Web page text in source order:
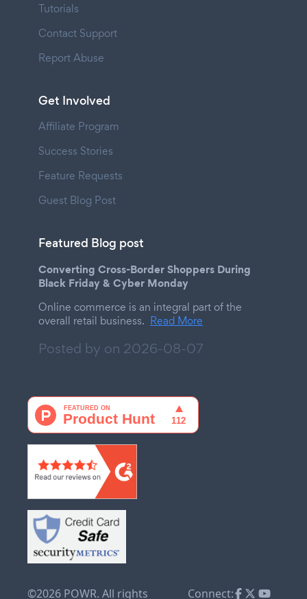
Tutorials
Contact Support
Report Abuse
Get Involved
Affiliate Program
Success Stories
Feature Requests
Guest Blog Post
Featured Blog post
Converting Cross-Border Shoppers During
Black Friday & Cyber Monday
Online commerce is an integral part of the
overall retail business. Read More
Posted by on 2026-08-07
©2026 POWR. All rights Connect: